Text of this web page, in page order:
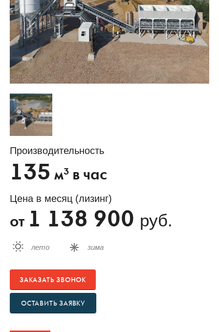
Производительность
135 м3 в час
Цена в месяц (лизинг)
от 1 138 900 руб.
лето зима
ЗАКАЗАТЬ ЗВОНОК
ОСТАВИТЬ ЗАЯВКУ